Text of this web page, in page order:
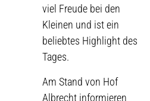
viel Freude bei den
Kleinen und ist ein
beliebtes Highlight des
Tages.
Am Stand von Hof
Albrecht informieren